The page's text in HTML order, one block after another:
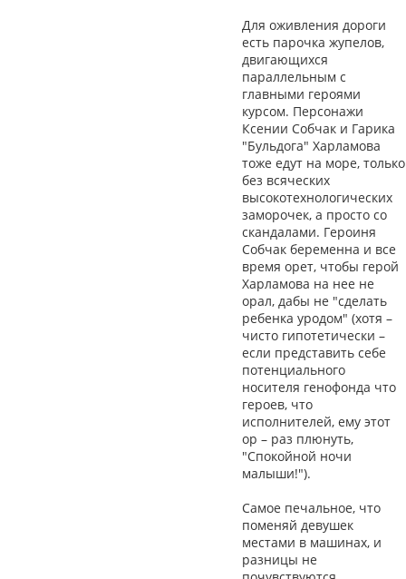
Для оживления дороги
есть парочка жупелов,
двигающихся
параллельным с
главными героями
курсом. Персонажи
Ксении Собчак и Гарика
"Бульдога" Харламова
тоже едут на море, только
без всяческих
высокотехнологических
заморочек, а просто со
скандалами. Героиня
Собчак беременна и все
время орет, чтобы герой
Харламова на нее не
орал, дабы не "сделать
ребенка уродом" (хотя –
чисто гипотетически –
если представить себе
потенциального
носителя генофонда что
героев, что
исполнителей, ему этот
ор – раз плюнуть,
"Спокойной ночи
малыши!").
Самое печальное, что
поменяй девушек
местами в машинах, и
разницы не